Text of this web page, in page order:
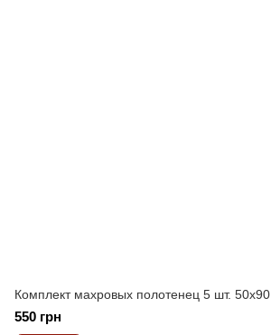
Комплект махровых полотенец 5 шт. 50x90
550 грн